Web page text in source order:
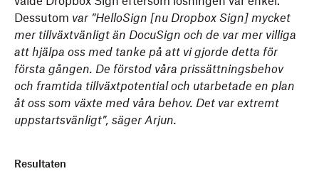
Dessutom var ”HelloSign [nu Dropbox Sign] mycket
mer tillväxtvänligt än DocuSign och de var mer villiga
att hjälpa oss med tanke på att vi gjorde detta för
första gången. De förstod våra prissättningsbehov
och framtida tillväxtpotential och utarbetade en plan
åt oss som växte med våra behov. Det var extremt
uppstartsvänligt”, säger Arjun.
Resultaten